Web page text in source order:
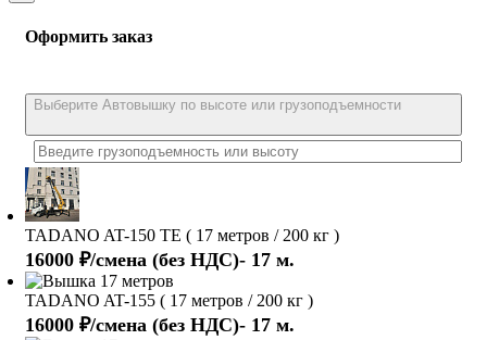
Оформить заказ
Выберите Автовышку по высоте или грузоподъемности
TADANO AT-150 TE ( 17 метров / 200 кг )
16000 ₽/смена (без НДС)- 17 м.
TADANO AT-155 ( 17 метров / 200 кг )
16000 ₽/смена (без НДС)- 17 м.